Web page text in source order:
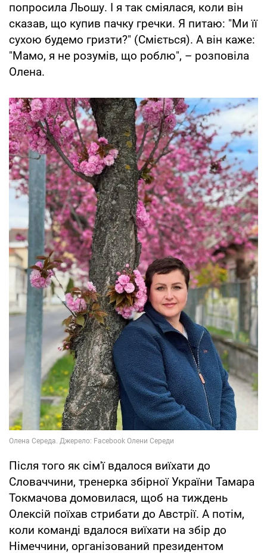
попросила Льошу. І я так сміялася, коли він
сказав, що купив пачку гречки. Я питаю: "Ми її
сухою будемо гризти?" (Сміється). А він каже:
"Мамо, я не розумів, що роблю", – розповіла
Олена.
Після того як сім'ї вдалося виїхати до
Словаччини, тренерка збірної України Тамара
Токмачова домовилася, щоб на тиждень
Олексій поїхав стрибати до Австрії. А потім,
коли команді вдалося виїхати на збір до
Німеччини, організований президентом